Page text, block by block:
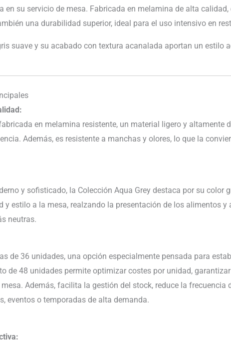
en su servicio de mesa. Fabricada en melamina de alta
una durabilidad superior, ideal para el uso intensivo en
suave y su acabado con textura acanalada aportan un estilo
en melamina resistente, un material ligero y altamente
Además, es resistente a manchas y olores, lo que la
y sofisticado, la Colección Aqua Grey destaca por su color
y estilo a la mesa, realzando la presentación de los alimentos
neutras.
de 36 unidades, una opción especialmente pensada para
de 48 unidades permite optimizar costes por unidad,
Además, facilita la gestión del stock, reduce la
eventos o temporadas de alta demanda.